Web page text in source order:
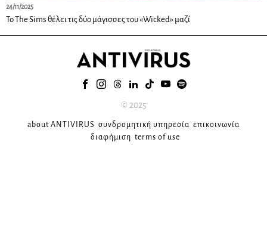
24/11/2025
Το The Sims θέλει τις δύο μάγισσες του «Wicked» μαζί
© 2025
about ANTIVIRUS συνδρομητική υπηρεσία επικοινωνία
διαφήμιση terms of use